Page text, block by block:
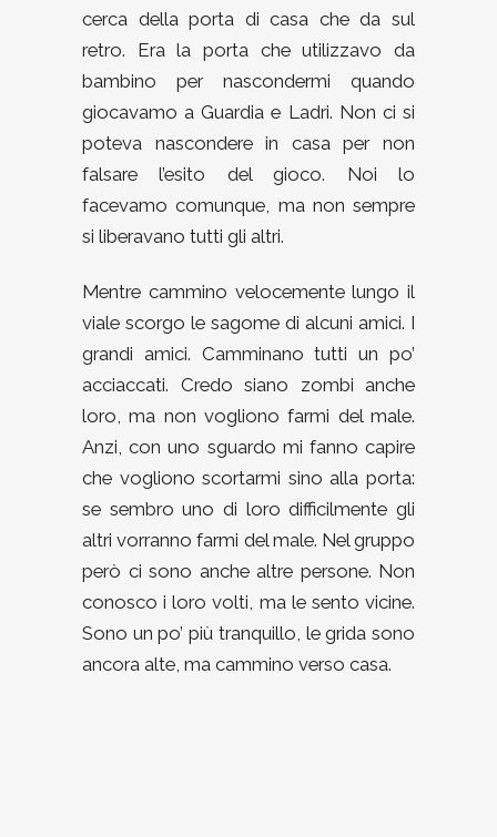
cerca della porta di casa che da sul
retro. Era la porta che utilizzavo da
bambino per nascondermi quando
giocavamo a Guardia e Ladri. Non ci si
poteva nascondere in casa per non
falsare l’esito del gioco. Noi lo
facevamo comunque, ma non sempre
si liberavano tutti gli altri.
Mentre cammino velocemente lungo il
viale scorgo le sagome di alcuni amici. I
grandi amici. Camminano tutti un po’
acciaccati. Credo siano zombi anche
loro, ma non vogliono farmi del male.
Anzi, con uno sguardo mi fanno capire
che vogliono scortarmi sino alla porta:
se sembro uno di loro difficilmente gli
altri vorranno farmi del male. Nel gruppo
però ci sono anche altre persone. Non
conosco i loro volti, ma le sento vicine.
Sono un po’ più tranquillo, le grida sono
ancora alte, ma cammino verso casa.